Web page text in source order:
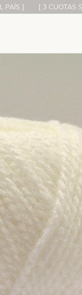
[ 3 CUOTAS S/INTERÉS